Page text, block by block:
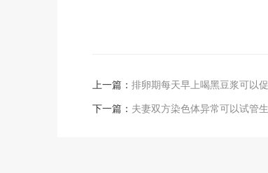
上一篇： 排卵期每天早上喝黑豆浆可以
下一篇： 夫妻双方染色体异常可以试管